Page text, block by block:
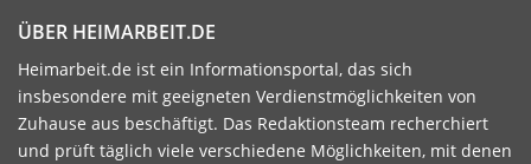
ÜBER HEIMARBEIT.DE
Heimarbeit.de ist ein Informationsportal, das sich
insbesondere mit geeigneten Verdienstmöglichkeiten von
Zuhause aus beschäftigt. Das Redaktionsteam recherchiert
und prüft täglich viele verschiedene Möglichkeiten, mit denen